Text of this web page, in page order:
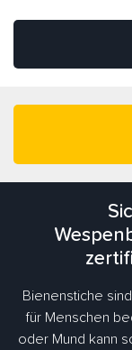
Bienenstiche
für Menschen
oder Mund kann